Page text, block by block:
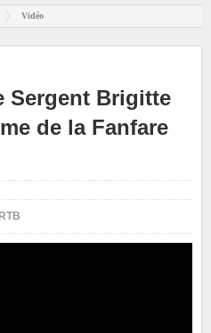
Vidéo
Sergent Brigitte
de la Fanfare
RTB